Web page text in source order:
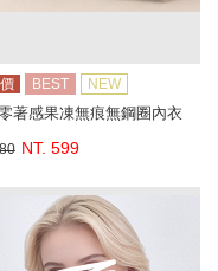
BEST NEW
著感果凍無痕無鋼圈內衣
NT. 599